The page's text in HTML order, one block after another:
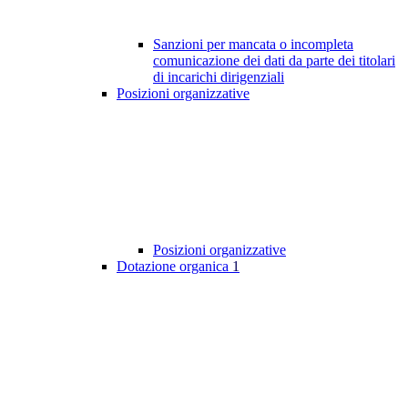
Sanzioni per mancata o incompleta
comunicazione dei dati da parte dei titolari
di incarichi dirigenziali
Posizioni organizzative
Posizioni organizzative
Dotazione organica 1